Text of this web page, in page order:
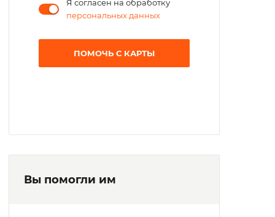
Для психологического и духовного
функционирует молельная комната.
Я согласен на обработку
персональных данных
ПОМОЧЬ С КАРТЫ
Вы помогли им